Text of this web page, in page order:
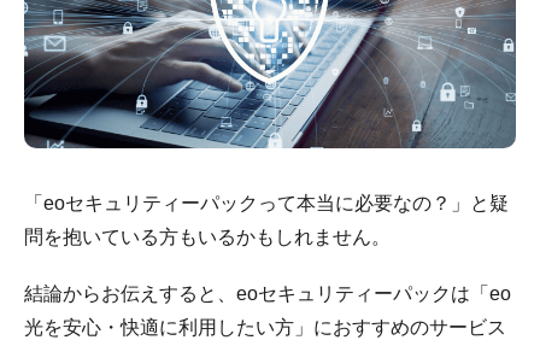
「eoセキュリティーパックって本当に必要なの？」と疑
問を抱いている方もいるかもしれません。
結論からお伝えすると、eoセキュリティーパックは「eo
光を安心・快適に利用したい方」におすすめのサービス